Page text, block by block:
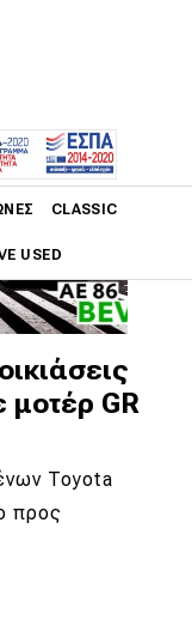
CLASSIC
USED
μοτέρ GR
Toyota
προς